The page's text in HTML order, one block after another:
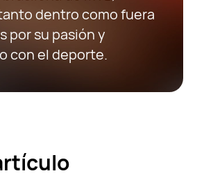
dentro como fuera
por su pasión y
con el deporte.